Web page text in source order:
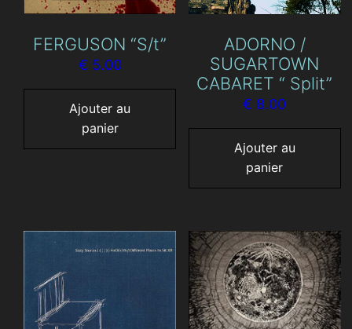
FERGUSON “S/t”
€ 5.00
Ajouter au
panier
ADORNO /
SUGARTOWN
CABARET “ Split”
€ 8.00
Ajouter au
panier